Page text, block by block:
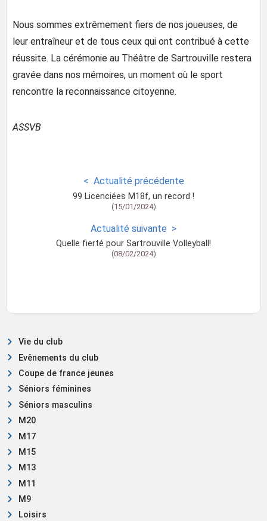
Nous sommes extrêmement fiers de nos joueuses, de
leur entraîneur et de tous ceux qui ont contribué à cette
réussite. La cérémonie au Théâtre de Sartrouville restera
gravée dans nos mémoires, un moment où le sport
rencontre la reconnaissance citoyenne.
ASSVB
Actualité précédente
99 Licenciées M18f, un record !
(15/01/2024)
Actualité suivante
Quelle fierté pour Sartrouville Volleyball!
(08/02/2024)
Vie du club
Evênements du club
Coupe de france jeunes
Séniors féminines
Séniors masculins
M20
M17
M15
M13
M11
M9
Loisirs